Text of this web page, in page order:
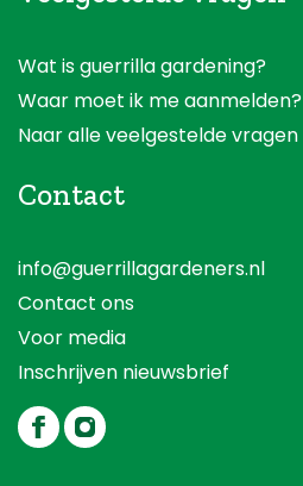
Wat is guerrilla gardening?
Waar moet ik me aanmelden?
Naar alle veelgestelde vragen
Contact
info@guerrillagardeners.nl
Contact ons
Voor media
Inschrijven nieuwsbrief